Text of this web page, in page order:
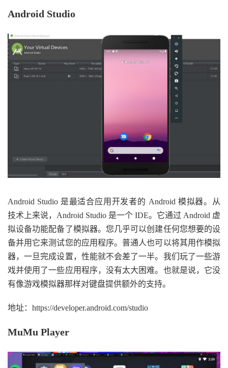
Android Studio
Android Studio 是最适合应用开发者的 Android 模拟器。从
技术上来说，Android Studio 是一个 IDE。它通过 Android 虚
拟设备功能配备了模拟器。您几乎可以创建任何您想要的设
备并用它来测试您的应用程序。普通人也可以将其用作模拟
器，一旦完成设置，性能就不会差了一半。我们玩了一些游
戏并使用了一些应用程序，没有太大困难。也就是说，它没
有像游戏模拟器那样对键盘提供额外的支持。
地址：https://developer.android.com/studio
MuMu Player